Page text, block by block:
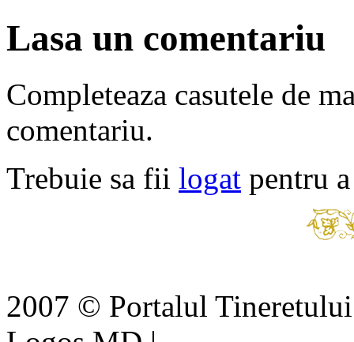
Lasa un comentariu
Completeaza casutele de
comentariu.
Trebuie sa fii logat pentru
2007 © Portalul